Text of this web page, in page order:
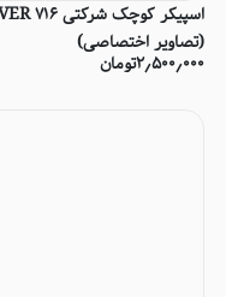
(تصاویر اختصاصی)
۲٫۵۰۰٫۰۰۰تومان